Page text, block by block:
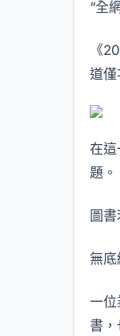
“全
《
道僅
在這
題。
圖
無底
一位
書